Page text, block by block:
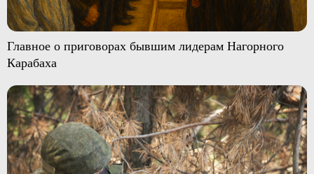
Главное о приговорах бывшим лидерам Нагорного
Карабаха